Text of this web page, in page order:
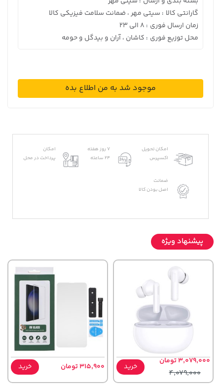
گارانتی کالا : سیتی مهر ، ضمانت سلامت فیزیکی کالا
زمان ارسال فوری : 8 الی 23
محل توزیع فوری : کاشان ، آران و بیدگل و حومه
موجود شد به من اطلاع بده
امکان تحویل
اکسپرس
7 روز هفته
24 ساعته
امکان
پرداخت در محل
ضمانت
اصل بودن کالا
پیشنهاد ویژه
3,079,000 تومان
4,079,000
خرید 315,900 تومان خرید